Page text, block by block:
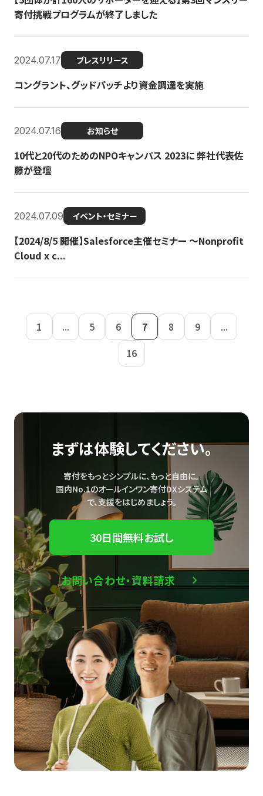
寄付挑戦プログラムが終了しました
2024.07.17 プレスリリース
コングラント、グッドパッチより資金調達を実施
2024.07.16 お知らせ
10代と20代のためのNPOキャンパス 2023に 弊社代表佐
藤が登壇
2024.07.09 イベント・セミナー
【2024/8/5 開催】Salesforce主催セミナー 〜Nonprofit
Cloud x c...
1 ... 5 6 7 8 9
...
16
まずは体験してください。
寄付をもっとシンプルに、もっと自由に。
国内No.1のオールインワン寄付DXシステム
で、支援をはじめましょう。
30日間無料お試し
お問い合わせ・資料請求